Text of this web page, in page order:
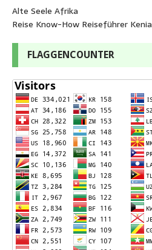
Alte Seele Afrika
Reise Know-How Reiseführer Kenia
FLAGGENCOUNTER